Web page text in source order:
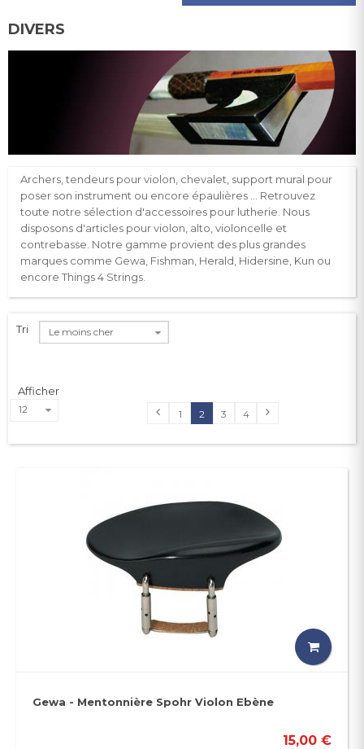
DIVERS
Archers, tendeurs pour violon, chevalet, support mural pour
poser son instrument ou encore épaulières ...
Retrouvez
toute notre sélection d'accessoires pour lutherie. Nous
disposons d'articles pour violon, alto, violoncelle et
contrebasse. Notre gamme provient des plus grandes
marques comme Gewa Fishman , Herald, Hidersine Kun ou
encore Things4 Strings.
1 2 3 4
Tri Le moins cher
Afficher
12
Gewa - Mentonnière Spohr Violon Ebène
15,00 €